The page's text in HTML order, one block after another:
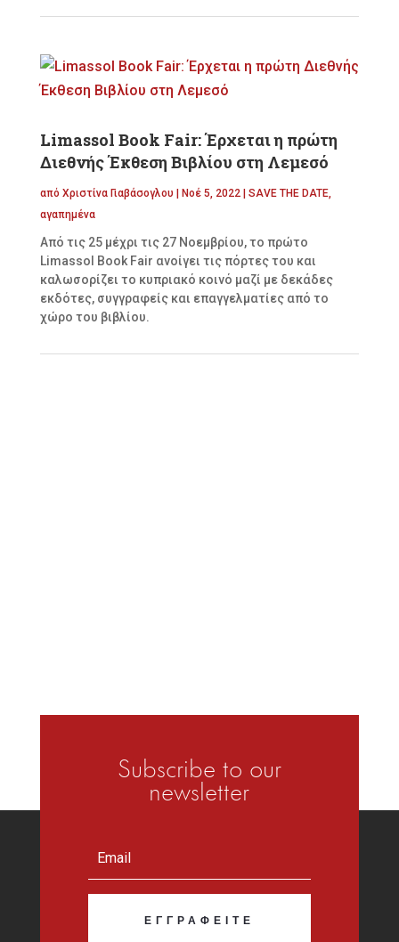
Limassol Book Fair: Έρχεται η πρώτη
Διεθνής Έκθεση Βιβλίου στη Λεμεσό
από Χριστίνα Γιαβάσογλου Νοέ 5, 2022| SAVE THE DATE,
αγαπημένα
Από τις 25 μέχρι τις 27 Νοεμβρίου, το πρώτο
Limassol Book Fair ανοίγει τις πόρτες του και
καλωσορίζει το κυπριακό κοινό μαζί με δεκάδες
εκδότες, συγγραφείς και επαγγελματίες από το
χώρο του βιβλίου.
Subscribe to our
newsletter
ΕΓΓΡΑΦΕΊΤΕ